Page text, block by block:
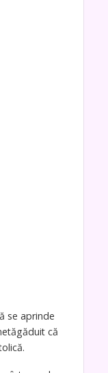
se aprinde
că